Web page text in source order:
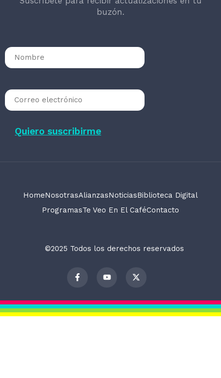
buzón.
HomeNosotrasAlianzasNoticiasBiblioteca Digital
ProgramasTe Veo En El CaféContacto
©2025 Todos los derechos reservados